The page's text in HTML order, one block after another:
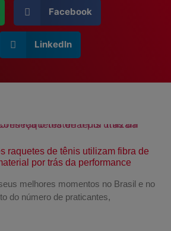
Facebook
LinkedIn
raquetes de tênis utilizam fibra de
por trás da performance
melhores momentos no Brasil e no
do número de praticantes,